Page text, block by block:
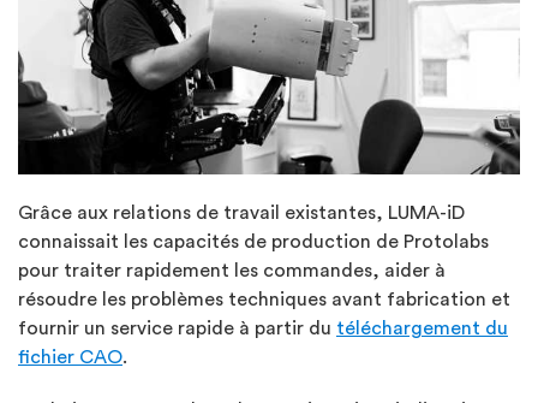
Grâce aux relations de travail existantes, LUMA-iD
connaissait les capacités de production de Protolabs
pour traiter rapidement les commandes, aider à
résoudre les problèmes techniques avant fabrication et
fournir un service rapide à partir du téléchargement du
fichier CAO.